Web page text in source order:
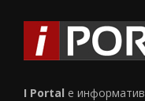
I Portal е